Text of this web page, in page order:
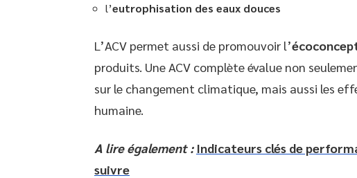
l’eutrophisation des eaux douces
L’ACV permet aussi de promouvoir l’
produits. Une ACV complète évalue non
sur le changement climatique, mais aussi les
humaine.
A lire également : Indicateurs clés de
suivre